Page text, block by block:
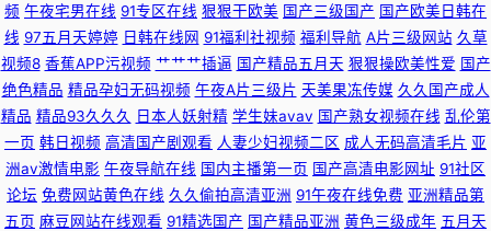
观看视频 日韩欧yellow网 操黑丝AV 91海角真实网站www 四虎影库预览AV
福利成人 九一色人 无码素人福利 91足交视频丝袜 亚洲肉肉网 久久精品91
91人人视频 日本A黄 九九五月天 www在线熟女屁股 91福利海角 日本91色
色 99国产福利导航 午夜国产95 国产精品黄色二级 91大神呆哥视频模特 美
频 午夜宅男在线 91专区在线 狠狠干欧美 国产三级国产 国产欧美日韩在
线 97五月天婷婷 日韩在线网 91福利社视频 福利导航 A片三级网站 久草
视频8 香蕉APP污视频 艹艹艹插逼 国产精品五月天 狠狠操欧美性爱 国产
绝色精品 精品孕妇无码视频 午夜A片三级片 天美果冻传媒 久久国产成人
精品 精品93久久久 日本人妖射精 学生妹avav 国产熟女视频在线 乱伦第
一页 韩日视频 高清国产剧观看 人妻少妇视频二区 成人无码高清毛片 亚
洲av激情电影 午夜导航在线 国内主播第一页 国产高清电影网址 91社区
论坛 免费网站黄色在线 久久偷拍高清亚洲 91午夜在线免费 亚洲精品第
五页 麻豆网站在线观看 91精选国产 国产精品亚洲 黄色三级成年 五月天